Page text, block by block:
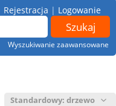
Wyszukiwanie zaawansowane
Rejestracja | Logowanie